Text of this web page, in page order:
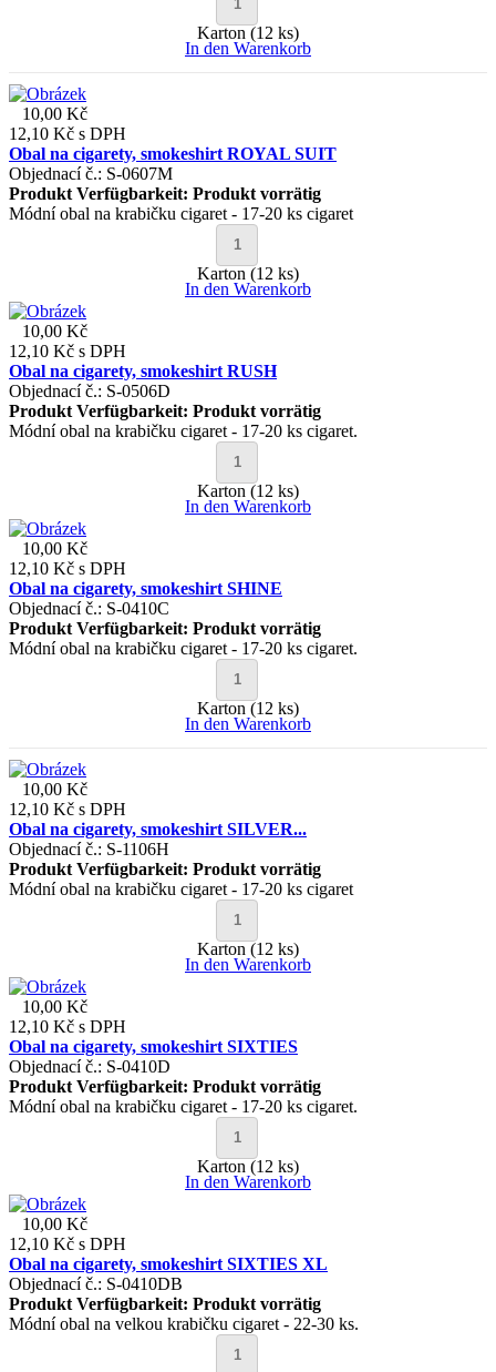
Karton (12 ks)
In den Warenkorb
10,00 Kč
12,10 Kč s DPH
Obal na cigarety, smokeshirt ROYAL SUIT
Objednací č.: S-0607M
Produkt Verfügbarkeit: Produkt vorrätig
Módní obal na krabičku cigaret - 17-20 ks cigaret
Karton (12 ks)
In den Warenkorb
10,00 Kč
12,10 Kč s DPH
Obal na cigarety, smokeshirt RUSH
Objednací č.: S-0506D
Produkt Verfügbarkeit: Produkt vorrätig
Módní obal na krabičku cigaret - 17-20 ks cigaret.
Karton (12 ks)
In den Warenkorb
10,00 Kč
12,10 Kč s DPH
Obal na cigarety, smokeshirt SHINE
Objednací č.: S-0410C
Produkt Verfügbarkeit: Produkt vorrätig
Módní obal na krabičku cigaret - 17-20 ks cigaret.
Karton (12 ks)
In den Warenkorb
10,00 Kč
12,10 Kč s DPH
Obal na cigarety, smokeshirt SILVER...
Objednací č.: S-1106H
Produkt Verfügbarkeit: Produkt vorrätig
Módní obal na krabičku cigaret - 17-20 ks cigaret
Karton (12 ks)
In den Warenkorb
10,00 Kč
12,10 Kč s DPH
Obal na cigarety, smokeshirt SIXTIES
Objednací č.: S-0410D
Produkt Verfügbarkeit: Produkt vorrätig
Módní obal na krabičku cigaret - 17-20 ks cigaret.
Karton (12 ks)
In den Warenkorb
10,00 Kč
12,10 Kč s DPH
Obal na cigarety, smokeshirt SIXTIES XL
Objednací č.: S-0410DB
Produkt Verfügbarkeit: Produkt vorrätig
Módní obal na velkou krabičku cigaret - 22-30 ks.